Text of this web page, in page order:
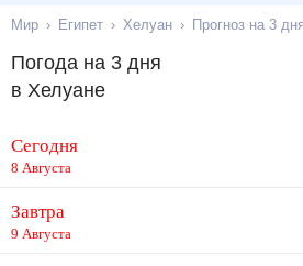
Мир Египет Хелуан Прогноз на 3 дня
Погода на 3 дня
в Хелуане
Сегодня
8 Августа
Завтра
9 Августа